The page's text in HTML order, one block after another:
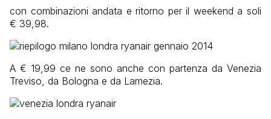
con combinazioni andata e ritorno per il weekend a soli
€ 39,98.
A € 19,99 ce ne sono anche con partenza da Venezia
Treviso, da Bologna e da Lamezia.